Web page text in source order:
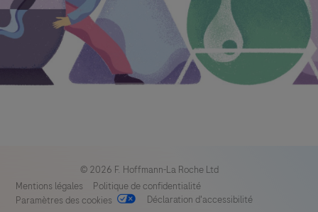
© 2026 F. Hoffmann-La Roche Ltd
Mentions légales
Politique de confidentialité
Paramètres des cookies
Déclaration d'accessibilité